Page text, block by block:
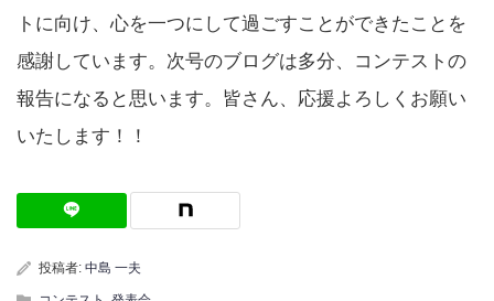
トに向け、心を一つにして過ごすことができたことを
感謝しています。次号のブログは多分、コンテストの
報告になると思います。皆さん、応援よろしくお願い
いたします！！
投稿者: 中島 一夫